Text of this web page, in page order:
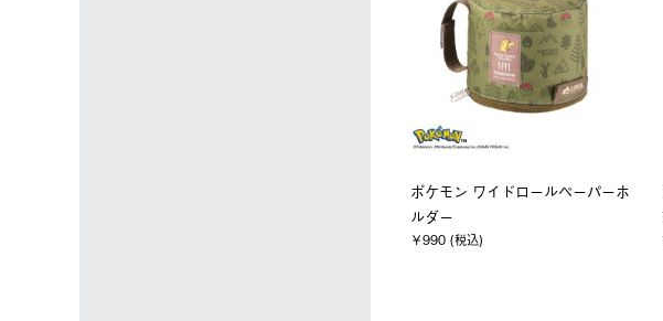
ポケモン ワイドロールペーパーホ
ルダー
￥990 (税込)